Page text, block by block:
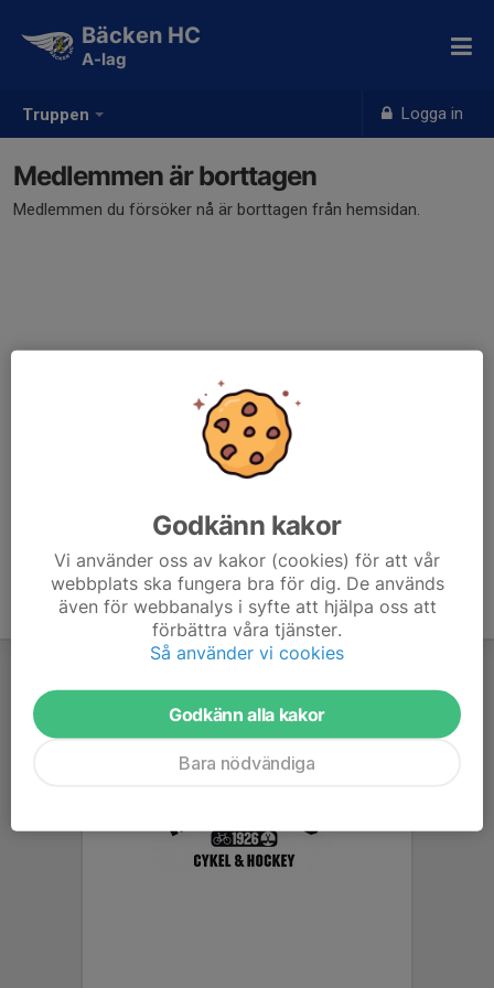
Truppen Logga in
Bäcken HC
A-lag
Medlemmen är borttagen
Medlemmen du försöker nå är borttagen från hemsidan.
Godkänn kakor
Vi använder oss av kakor (cookies) för att vår
webbplats ska fungera bra för dig. De används
även för webbanalys i syfte att hjälpa oss att
förbättra våra tjänster.
Så använder vi cookies
Godkänn alla kakor
Bara nödvändiga